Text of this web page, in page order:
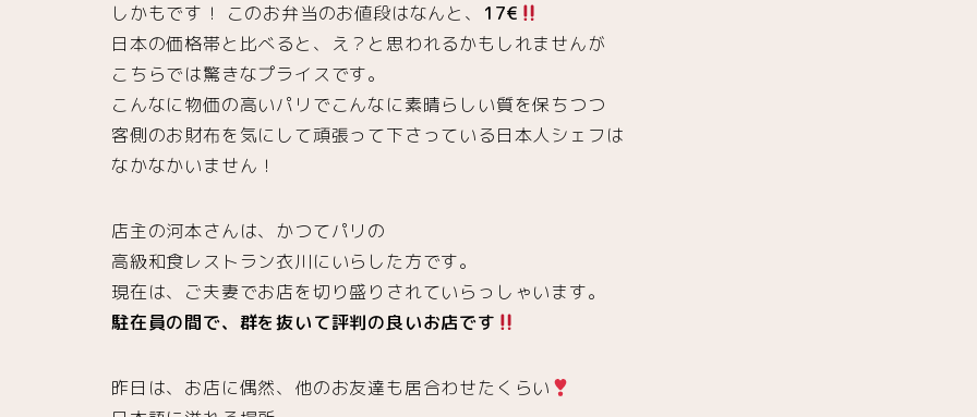
しかもです！ このお弁当のお値段はなんと、 17€
日本の価格帯と比べると、え？と思われるかもしれませんが
こちらでは驚きなプライスです。
こんなに物価の高いパリでこんなに素晴らしい質を保ちつつ
客側のお財布を気にして頑張って下さっている日本人シェフは
なかなかいません！
店主の河本さんは、かつてパリの
高級和食レストラン衣川にいらした方です。
現在は、ご夫妻でお店を切り盛りされていらっしゃいます。
駐在員の間で、 群を抜いて評判の良いお店です
昨日は、お店に偶然、他のお友達も居合わせたくらい